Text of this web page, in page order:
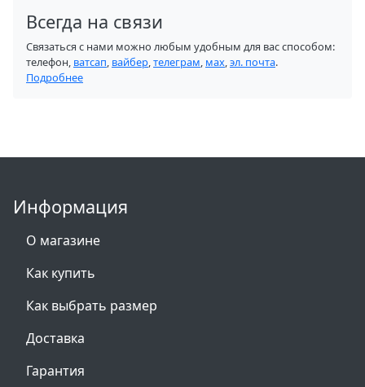
Всегда на связи
Связаться с нами можно любым удобным для вас способом:
телефон, ватсап, вайбер,телеграм, мах,эл. почта.
Подробнее
Информация
О магазине
Как купить
Как выбрать размер
Доставка
Гарантия